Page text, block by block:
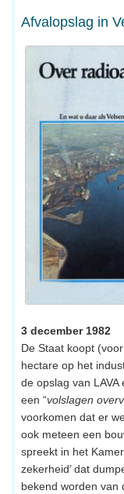
Afvalopslag in
3 december 1982
De Staat koopt
hectare op het
de opslag van
een “volslagen
voorkomen dat er
ook meteen een
spreekt in het
zekerheid’ dat
bekend worden van